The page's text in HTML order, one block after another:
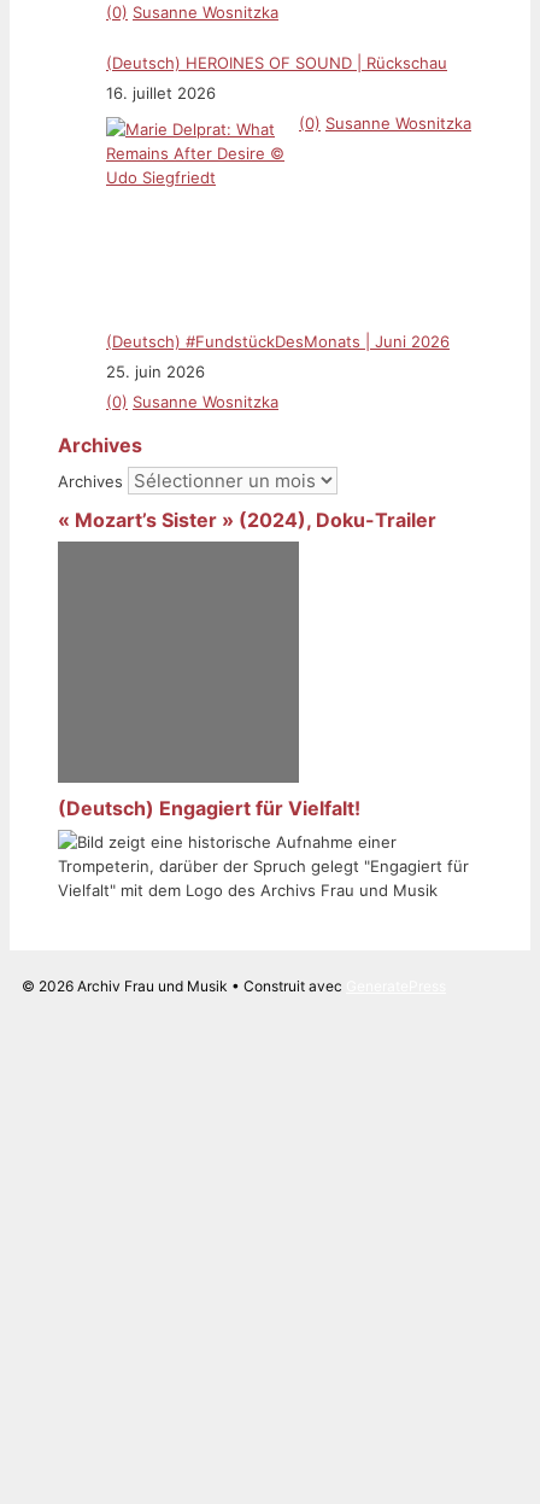
(0) Susanne Wosnitzka
(Deutsch) HEROINES OF SOUND | Rückschau
16. juillet 2026
(0) Susanne Wosnitzka
(Deutsch) #FundstückDesMonats | Juni 2026
25. juin 2026
(0) Susanne Wosnitzka
Archives
Archives
« Mozart’s Sister » (2024), Doku-Trailer
(Deutsch) Engagiert für Vielfalt!
© 2026 Archiv Frau und Musik • Construit avec